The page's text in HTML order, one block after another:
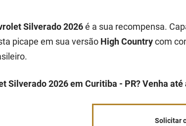
Silverado 2026é a sua recompensa.
picape em sua versão High Countrycom
Silverado 2026 em Curitiba - PR? Venha até
Solicitar